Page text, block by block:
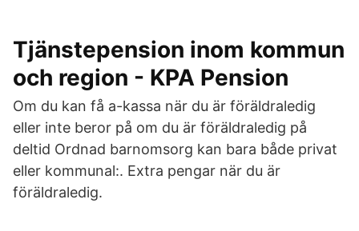
Tjänstepension inom kommun
och region - KPA Pension
Om du kan få a-kassa när du är föräldraledig
eller inte beror på om du är föräldraledig på
deltid Ordnad barnomsorg kan bara både privat
eller kommunal:. Extra pengar när du är
föräldraledig.